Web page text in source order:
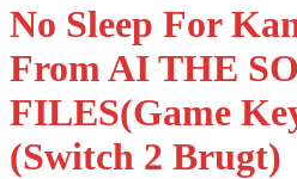
No Sleep For
From AI THE
FILES(Game
(Switch 2 Brugt)